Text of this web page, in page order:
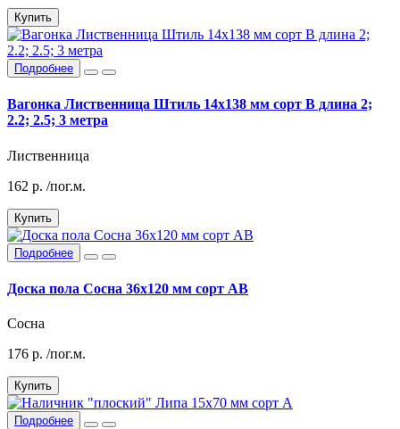
Купить
Подробнее
Вагонка Лиственница Штиль 14х138 мм сорт В длина 2;
2.2; 2.5; 3 метра
Лиственница
162 р. /пог.м.
Купить
Подробнее
Доска пола Сосна 36х120 мм сорт АВ
Сосна
176 р. /пог.м.
Купить
Подробнее